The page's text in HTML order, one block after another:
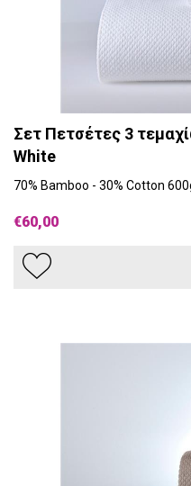
Σετ Πετσέτες 3
White
70% Bamboo - 30% Cotton
€60,00